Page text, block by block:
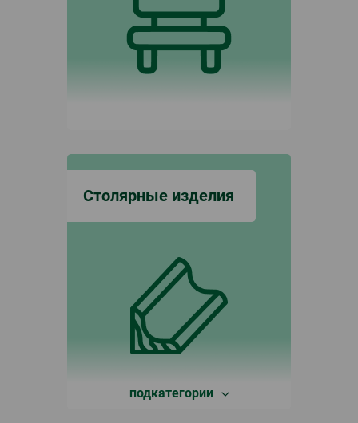
Столярные изделия
подкатегории